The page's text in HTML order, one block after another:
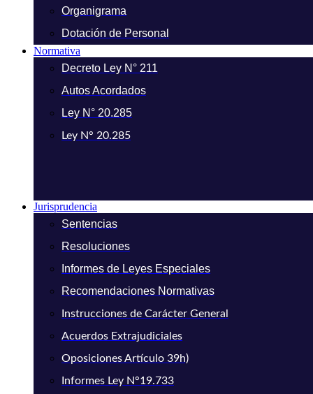
Organigrama
Dotación de Personal
Normativa
Decreto Ley N° 211
Autos Acordados
Ley N° 20.285
Ley N° 20.285
Jurisprudencia
Sentencias
Resoluciones
Informes de Leyes Especiales
Recomendaciones Normativas
Instrucciones de Carácter General
Acuerdos Extrajudiciales
Oposiciones Artículo 39h)
Informes Ley N°19.733